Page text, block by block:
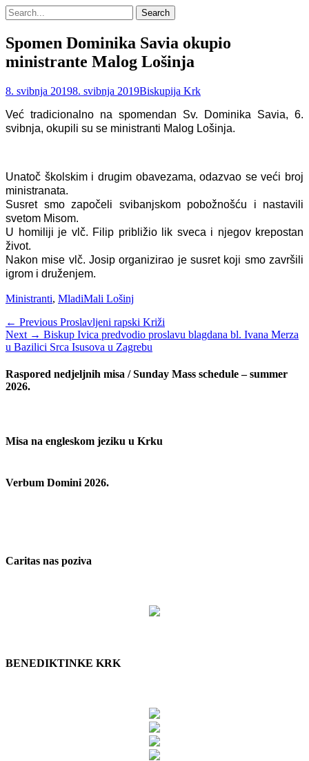
Search
Search
for:
Spomen Dominika Savia okupio
ministrante Malog Lošinja
Posted
8. svibnja 20198. svibnja 2019Author
Biskupija Krk
Već tradicionalno na spomendan Sv. Dominika Savia, 6.
svibnja, okupili su se ministranti Malog Lošinja.
Unatoč školskim i drugimobavezama, odazvao se veći broj
ministranata.
Susret smo započeli svibanjskom pobožnošću i nastavili
svetom Misom.
U homiliji je vlč. Filip približio lik sveca i njegov krepostan
život.
Nakon mise vlč. Josip organizirao je susret koji smo završili
igrom i druženjem.
Categories
Ministranti, MladiTags
Mali Lošinj
Navigacija
objava
← Previous Previous
post:
Proslavljeni rapski Križi
Next → Next
post:
Biskup Ivica predvodio proslavu blagdana bl. Ivana Merza
u Bazilici Srca Isusova u Zagrebu
Raspored nedjeljnih misa / Sunday Mass schedule – summer
2026.
Misa na engleskom jeziku u Krku
Verbum Domini 2026.
Caritas nas poziva
BENEDIKTINKE KRK